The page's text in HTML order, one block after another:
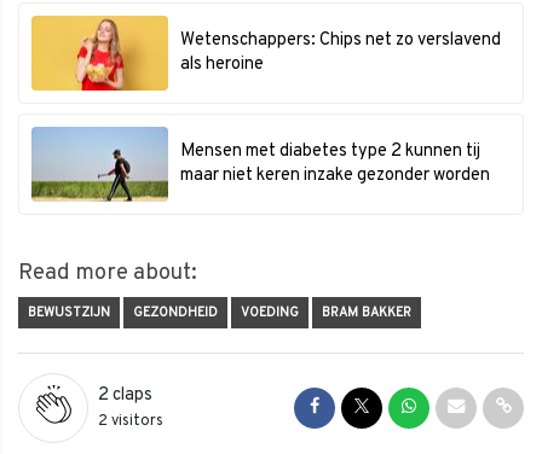
Wetenschappers: Chips net zo verslavend
als heroine
Mensen met diabetes type 2 kunnen tij
maar niet keren inzake gezonder worden
Read more about:
BEWUSTZIJN GEZONDHEID VOEDING BRAM BAKKER
2 claps
2 visitors
Share on Facebook
Share on Twitter
Share onShare via